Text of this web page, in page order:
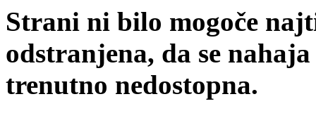
Strani ni bilo mogoče
odstranjena, da se
trenutno nedostopna.